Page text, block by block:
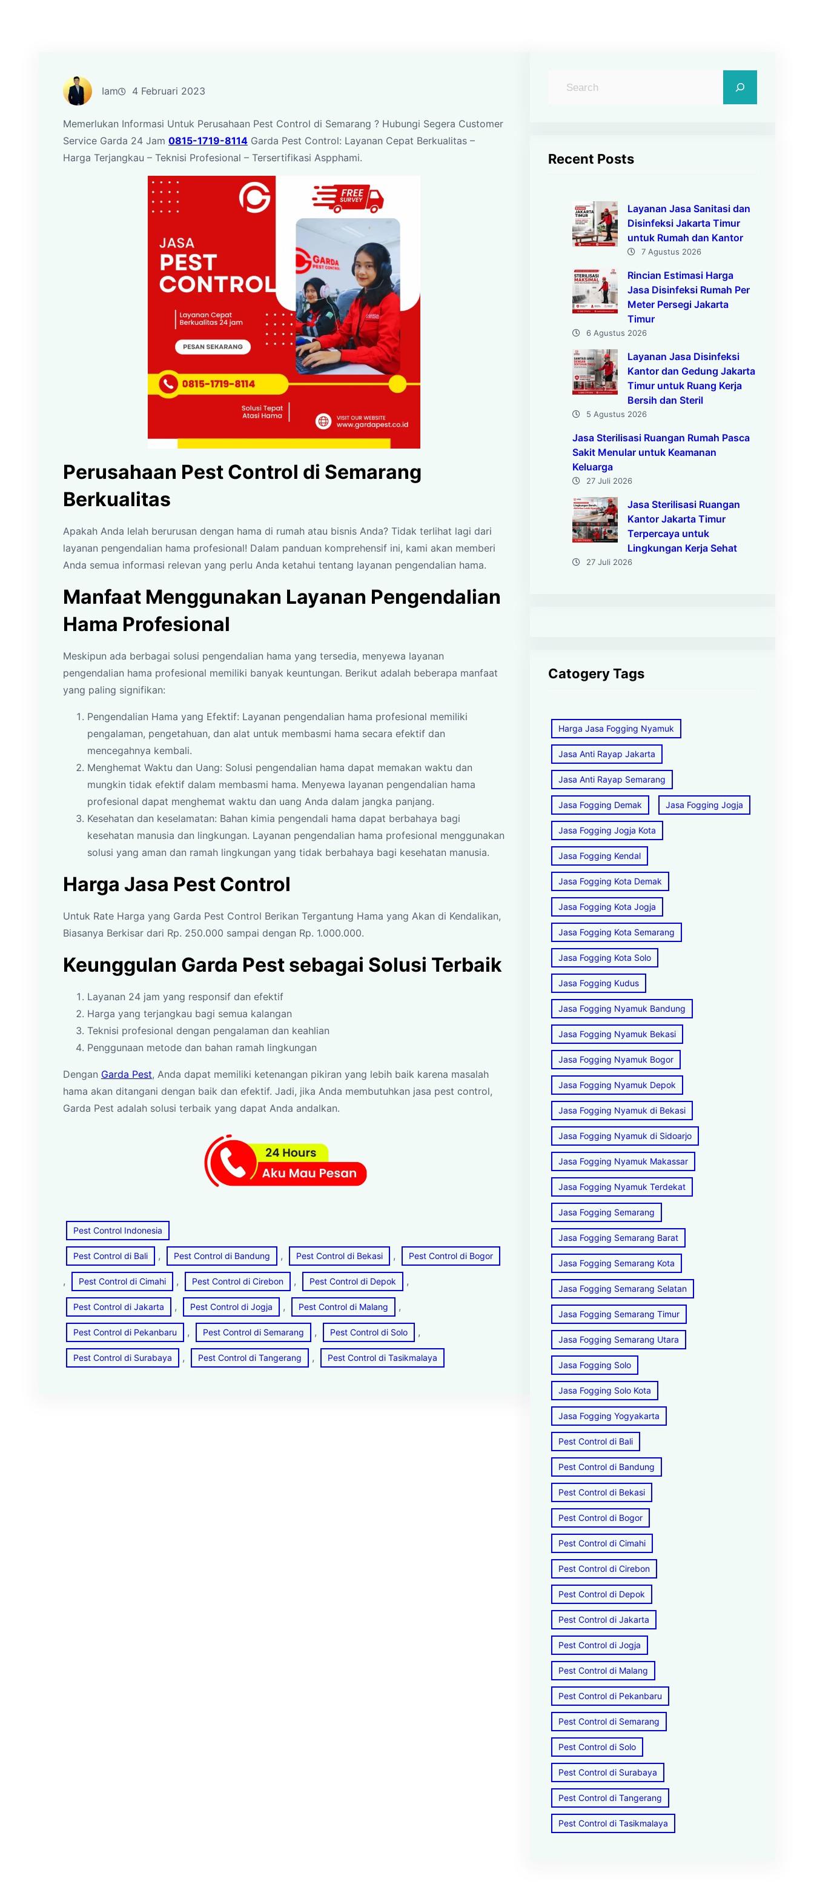
Iam 4 Februari 2023
Memerlukan Informasi Untuk Perusahaan Pest Control di Semarang ? Hubungi Segera Customer
Service Garda 24 Jam 0815-1719-8114 Garda Pest Control: Layanan Cepat Berkualitas –
Harga Terjangkau – Teknisi Profesional – Tersertifikasi Aspphami.
Perusahaan Pest Control di Semarang
Berkualitas
Apakah Anda lelah berurusan dengan hama di rumah atau bisnis Anda? Tidak terlihat lagi dari
layanan pengendalian hama profesional! Dalam panduan komprehensif ini, kami akan memberi
Anda semua informasi relevan yang perlu Anda ketahui tentang layanan pengendalian hama.
Manfaat Menggunakan Layanan Pengendalian
Hama Profesional
Meskipun ada berbagai solusi pengendalian hama yang tersedia, menyewa layanan
pengendalian hama profesional memiliki banyak keuntungan. Berikut adalah beberapa manfaat
yang paling signifikan:
Pengendalian Hama yang Efektif: Layanan pengendalian hama profesional memiliki
pengalaman, pengetahuan, dan alat untuk membasmi hama secara efektif dan
mencegahnya kembali.
Menghemat Waktu dan Uang: Solusi pengendalian hama dapat memakan waktu dan
mungkin tidak efektif dalam membasmi hama. Menyewa layanan pengendalian hama
profesional dapat menghemat waktu dan uang Anda dalam jangka panjang.
Kesehatan dan keselamatan: Bahan kimia pengendali hama dapat berbahaya bagi
kesehatan manusia dan lingkungan. Layanan pengendalian hama profesional menggunakan
solusi yang aman dan ramah lingkungan yang tidak berbahaya bagi kesehatan manusia.
Harga Jasa Pest Control
Untuk Rate Harga yang Garda Pest Control Berikan Tergantung Hama yang Akan di Kendalikan,
Biasanya Berkisar dari Rp. 250.000 sampai dengan Rp. 1.000.000.
Keunggulan Garda Pest sebagai Solusi Terbaik
Layanan 24 jam yang responsif dan efektif
Harga yang terjangkau bagi semua kalangan
Teknisi profesional dengan pengalaman dan keahlian
Penggunaan metode dan bahan ramah lingkungan
Dengan Garda Pest, Anda dapat memiliki ketenangan pikiran yang lebih baik karena masalah
hama akan ditangani dengan baik dan efektif. Jadi, jika Anda membutuhkan jasa pest control,
Garda Pest adalah solusi terbaik yang dapat Anda andalkan.
Pest Control Indonesia
Pest Control di Bali , Pest Control di Bandung , Pest Control di Bekasi , Pest Control di Bogor
, Pest Control di Cimahi , Pest Control di Cirebon , Pest Control di Depok ,
Pest Control di Jakarta , Pest Control di Jogja , Pest Control di Malang ,
Pest Control di Pekanbaru , Pest Control di Semarang , Pest Control di Solo ,
Pest Control di Surabaya , Pest Control di Tangerang , Pest Control di Tasikmalaya
Recent Posts
Layanan Jasa Sanitasi dan
Disinfeksi Jakarta Timur
untuk Rumah dan Kantor
7 Agustus 2026
Rincian Estimasi Harga
Jasa Disinfeksi Rumah Per
Meter Persegi Jakarta
Timur
6 Agustus 2026
Layanan Jasa Disinfeksi
Kantor dan Gedung Jakarta
Timur untuk Ruang Kerja
Bersih dan Steril
5 Agustus 2026
Jasa Sterilisasi Ruangan Rumah Pasca
Sakit Menular untuk Keamanan
Keluarga
27 Juli 2026
Jasa Sterilisasi Ruangan
Kantor Jakarta Timur
Terpercaya untuk
Lingkungan Kerja Sehat
27 Juli 2026
Catogery Tags
Harga Jasa Fogging Nyamuk
Jasa Anti Rayap Jakarta
Jasa Anti Rayap Semarang
Jasa Fogging Demak Jasa Fogging Jogja
Jasa Fogging Jogja Kota
Jasa Fogging Kendal
Jasa Fogging Kota Demak
Jasa Fogging Kota Jogja
Jasa Fogging Kota Semarang
Jasa Fogging Kota Solo
Jasa Fogging Kudus
Jasa Fogging Nyamuk Bandung
Jasa Fogging Nyamuk Bekasi
Jasa Fogging Nyamuk Bogor
Jasa Fogging Nyamuk Depok
Jasa Fogging Nyamuk di Bekasi
Jasa Fogging Nyamuk di Sidoarjo
Jasa Fogging Nyamuk Makassar
Jasa Fogging Nyamuk Terdekat
Jasa Fogging Semarang
Jasa Fogging Semarang Barat
Jasa Fogging Semarang Kota
Jasa Fogging Semarang Selatan
Jasa Fogging Semarang Timur
Jasa Fogging Semarang Utara
Jasa Fogging Solo
Jasa Fogging Solo Kota
Jasa Fogging Yogyakarta
Pest Control di Bali
Pest Control di Bandung
Pest Control di Bekasi
Pest Control di Bogor
Pest Control di Cimahi
Pest Control di Cirebon
Pest Control di Depok
Pest Control di Jakarta
Pest Control di Jogja
Pest Control di Malang
Pest Control di Pekanbaru
Pest Control di Semarang
Pest Control di Solo
Pest Control di Surabaya
Pest Control di Tangerang
Pest Control di Tasikmalaya